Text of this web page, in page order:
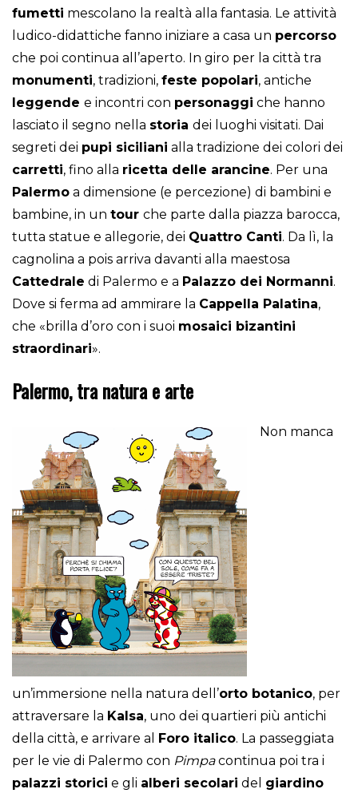
fumetti mescolano la realtà alla fantasia. Le attività
ludico-didattiche fanno iniziare a casa un percorso
che poi continua all’aperto. In giro per la città tra
monumenti, tradizioni, feste popolari, antiche
leggende e incontri con personaggi che hanno
lasciato il segno nella storia dei luoghi visitati. Dai
segreti dei pupi siciliani alla tradizione dei colori dei
carretti, fino alla ricetta delle arancine. Per una
Palermo a dimensione (e percezione) di bambini e
bambine, in un tour che parte dalla piazza barocca,
tutta statue e allegorie, dei Quattro Canti. Da lì, la
cagnolina a pois arriva davanti alla maestosa
Cattedrale di Palermo e a Palazzo dei Normanni.
Dove si ferma ad ammirare la Cappella Palatina,
che «brilla d’oro con i suoi mosaici bizantini
straordinari».
Palermo, tra natura e arte
Non manca
un’immersione nella natura dell’orto botanico, per
attraversare la Kalsa, uno dei quartieri più antichi
della città, e arrivare al
Foro italico. La passeggiata
per le vie di Palermo con Pimpacontinua poi tra i
palazzi storici e gli alberi secolari del giardino